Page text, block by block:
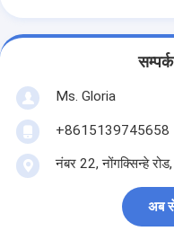
Ms. Gloria
+8615139745658
नंबर 22, नोंगक्सिन्हे
अब